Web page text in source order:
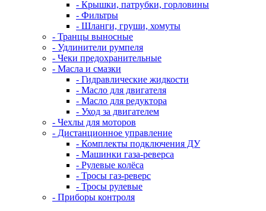
- Крышки, патрубки, горловины
- Фильтры
- Шланги, груши, хомуты
- Транцы выносные
- Удлинители румпеля
- Чеки предохранительные
- Масла и смазки
- Гидравлические жидкости
- Масло для двигателя
- Масло для редуктора
- Уход за двигателем
- Чехлы для моторов
- Дистанционное управление
- Комплекты подключения ДУ
- Машинки газа-реверса
- Рулевые колёса
- Тросы газ-реверс
- Тросы рулевые
- Приборы контроля